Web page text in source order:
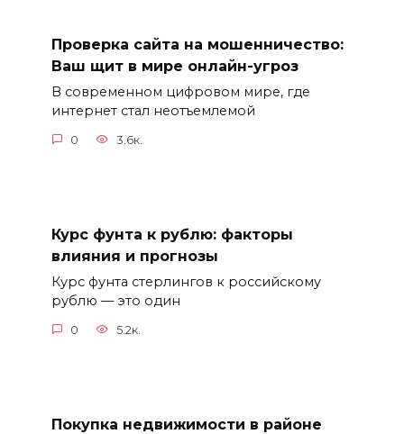
Проверка сайта на мошенничество:
Ваш щит в мире онлайн-угроз
В современном цифровом мире, где
интернет стал неотъемлемой
0 3.6к.
Курс фунта к рублю: факторы
влияния и прогнозы
Курс фунта стерлингов к российскому
рублю — это один
0 5.2к.
Покупка недвижимости в районе